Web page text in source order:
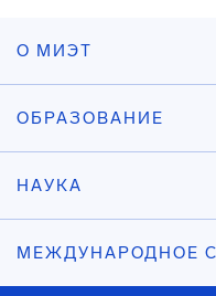
О МИЭТ
ОБРАЗОВАНИЕ
НАУКА
МЕЖДУНАРОДНОЕ